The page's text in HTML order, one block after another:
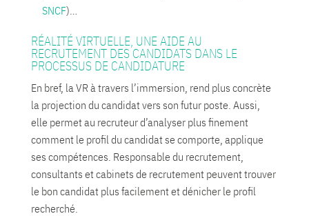
SNCF)…
RÉALITÉ VIRTUELLE, UNE AIDE AU
RECRUTEMENT DES CANDIDATS DANS LE
PROCESSUS DE CANDIDATURE
En bref, la VR à travers l’immersion, rend plus concrète
la projection du candidat vers son futur poste. Aussi,
elle permet au recruteur d’analyser plus finement
comment le profil du candidat se comporte, applique
ses compétences. Responsable du recrutement,
consultants et cabinets de recrutement peuvent trouver
le bon candidat plus facilement et dénicher le profil
recherché.